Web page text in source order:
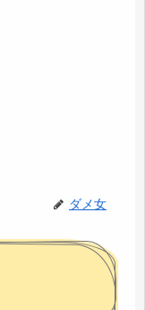
ダメ女